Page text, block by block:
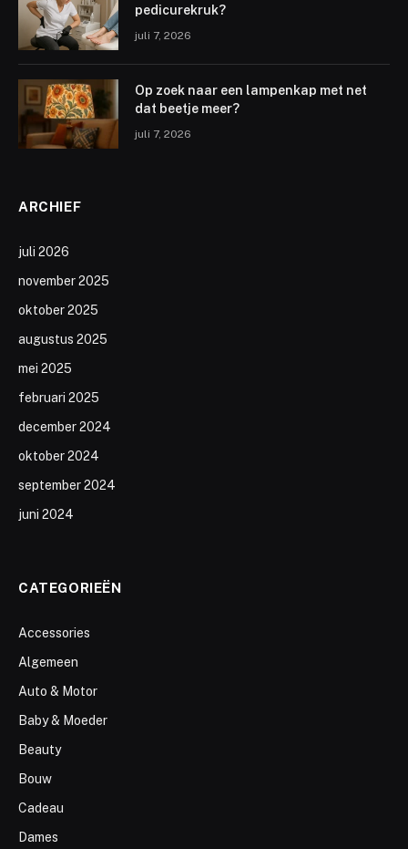
pedicurekruk?
juli 7, 2026
Op zoek naar een lampenkap met net
dat beetje meer?
juli 7, 2026
ARCHIEF
juli 2026
november 2025
oktober 2025
augustus 2025
mei 2025
februari 2025
december 2024
oktober 2024
september 2024
juni 2024
CATEGORIEËN
Accessories
Algemeen
Auto & Motor
Baby & Moeder
Beauty
Bouw
Cadeau
Dames